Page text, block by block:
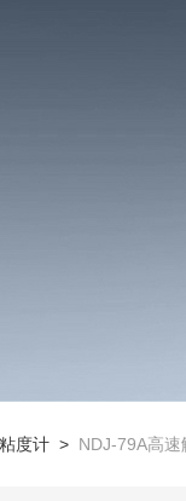
度计 > NDJ-79A高